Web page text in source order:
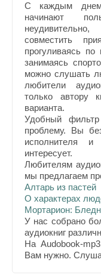
С каждым днем
начинают
совместить
прогуливаясь
занимаясь
можно слушать
любители
только автору
варианта.
Удобный
проблему. Вы
исполнителя
интересует.
Любителям
мы предлагаем
Алтарь из пастей
О характерах
Мортарион:
У нас собрано
аудиокниг
На Audobook-
Вам нужно.